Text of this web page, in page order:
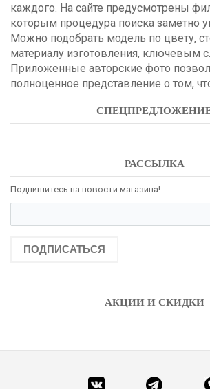
каждого. На сайте предусмотрены
которым процедура поиска заметно
Можно подобрать модель по цвету,
материалу изготовления, ключевым
Приложенные авторские фото
полноценное представление о том,
РАССЫЛКА
Подпишитесь на новости магазина!
ПОДПИСАТЬСЯ
АКЦИИ И СКИДКИ